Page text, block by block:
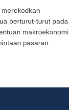
berturut-turut pada
makroekonomi
pasaran...